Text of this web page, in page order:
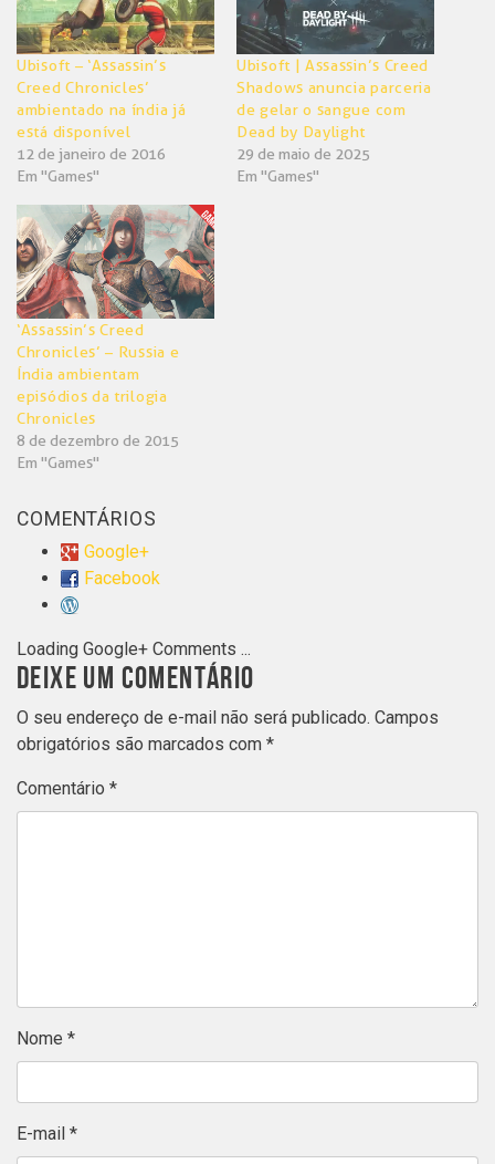
Ubisoft – ‘Assassin’s
Creed Chronicles’
ambientado na índia já
está disponível
12 de janeiro de 2016
Em "Games"
Ubisoft | Assassin’s Creed
Shadows anuncia parceria
de gelar o sangue com
Dead by Daylight
29 de maio de 2025
Em "Games"
‘Assassin’s Creed
Chronicles’ – Russia e
Índia ambientam
episódios da trilogia
Chronicles
8 de dezembro de 2015
Em "Games"
COMENTÁRIOS
Google+
Facebook
Loading Google+ Comments ...
DEIXE UM COMENTÁRIO
O seu endereço de e-mail não será publicado. Campos
obrigatórios são marcados com *
Comentário *
Nome *
E-mail *